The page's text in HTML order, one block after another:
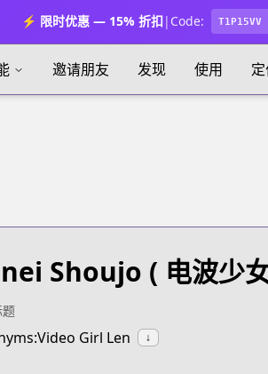
⚡ 限时优惠 — 15% 折扣 | Code: T1P15VV
邀请朋友 发现 使用
Shoujo ( 电波少
Girl Len ↓